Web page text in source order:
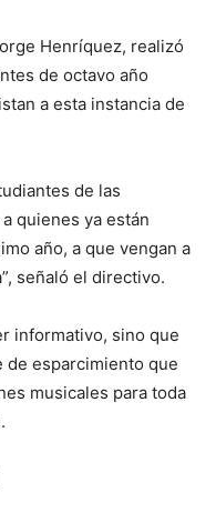
Henríquez, realizó
de octavo año
a esta instancia de
de las
quienes ya están
año, a que vengan a
señaló el directivo.
informativo, sino que
de esparcimiento que
musicales para toda